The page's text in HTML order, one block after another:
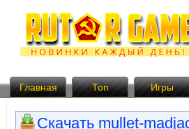
Главная Топ Игры
Скачать mullet-